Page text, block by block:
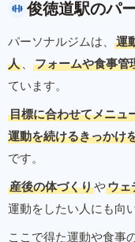
俊徳道駅のパ
パーソナルジムは、
運
人 、 フォームや食事管
ています。
目標に合わせてメニュ
運動を続けるきっかけ
です。
産後の体づくりやウェ
運動をしたい人にも向
ここで得た運動や食事